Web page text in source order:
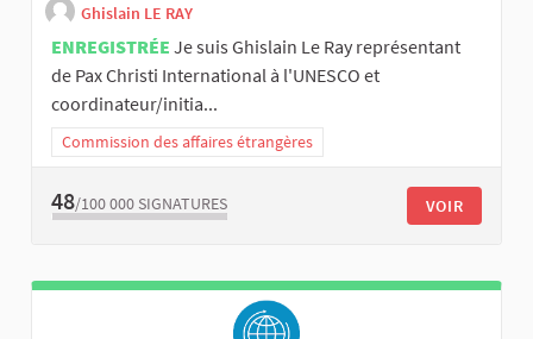
Ghislain LE RAY
ENREGISTRÉE Je suis Ghislain Le Ray représentant
de Pax Christi International à l'UNESCO et
coordinateur/initia...
Commission des affaires étrangères
48/100 000 SIGNATURES VOIR